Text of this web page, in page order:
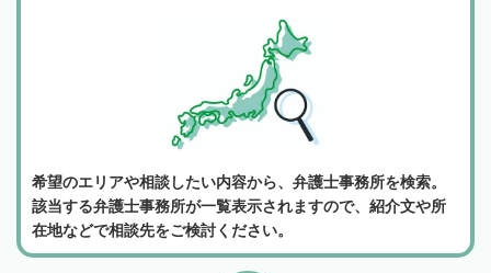
希望のエリアや相談したい内容から、弁護士事務所を検索。
該当する弁護士事務所が一覧表示されますので、紹介文や所
在地などで相談先をご検討ください。